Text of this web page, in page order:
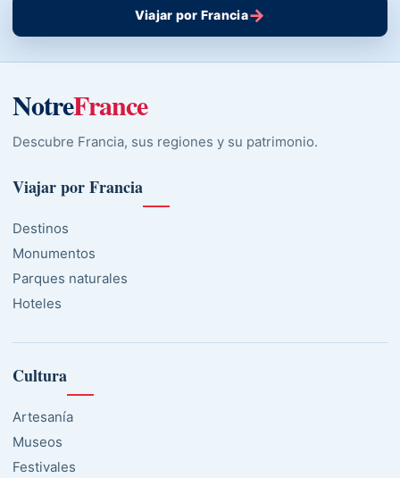
Viajar por Francia→
NotreFrance
Descubre Francia, sus regiones y su patrimonio.
Viajar por Francia
Destinos
Monumentos
Parques naturales
Hoteles
Cultura
Artesanía
Museos
Festivales